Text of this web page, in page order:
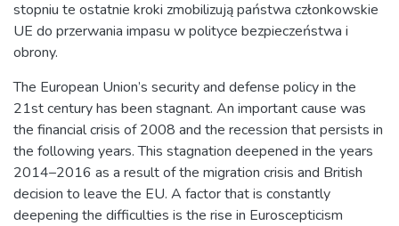
stopniu te ostatnie kroki zmobilizują państwa członkowskie
UE do przerwania impasu w polityce bezpieczeństwa i
obrony.
The European Union’s security and defense policy in the
21st century has been stagnant. An important cause was
the financial crisis of 2008 and the recession that persists in
the following years. This stagnation deepened in the years
2014–2016 as a result of the migration crisis and British
decision to leave the EU. A factor that is constantly
deepening the difficulties is the rise in Euroscepticism